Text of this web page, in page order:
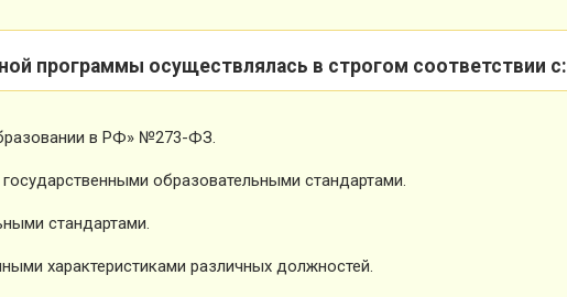
программы осуществлялась в строгом соответствии с:
в РФ» №273-ФЗ.
образовательными стандартами.
стандартами.
характеристиками различных должностей.